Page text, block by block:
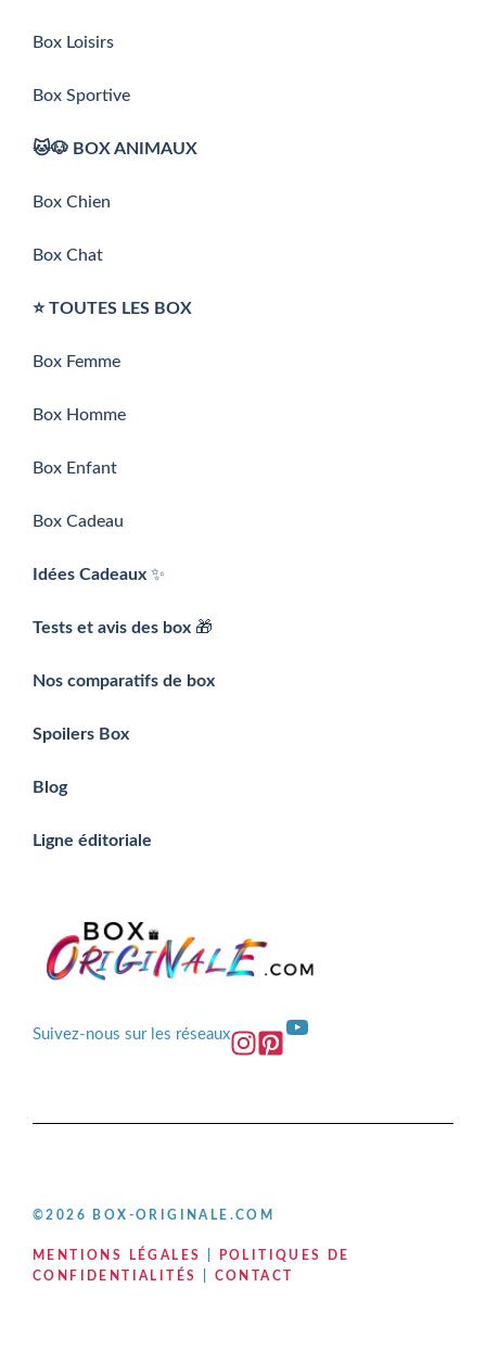
Box Loisirs
Box Sportive
🐱🐶 BOX ANIMAUX
Box Chien
Box Chat
⭐️ TOUTES LES BOX
Box Femme
Box Homme
Box Enfant
Box Cadeau
Idées Cadeaux ✨
Tests et avis des box 🎁
Nos comparatifs de box
Spoilers Box
Blog
Ligne éditoriale
Suivez-nous sur les réseaux YouTube
©2026 BOX-ORIGINALE.COM
MENTIONS LÉGALES
POLITIQUES DE
CONFIDENTIALITÉS
CONTACT